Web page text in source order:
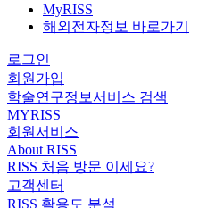
MyRISS
해외전자정보 바로가기
로그인
회원가입
학술연구정보서비스 검색
MYRISS
회원서비스
About RISS
RISS 처음 방문 이세요?
고객센터
RISS 활용도 분석